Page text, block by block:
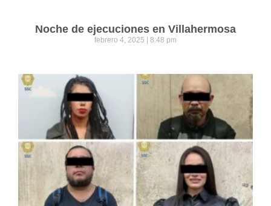
Noche de ejecuciones en Villahermosa
febrero 4, 2025 8:48 pm